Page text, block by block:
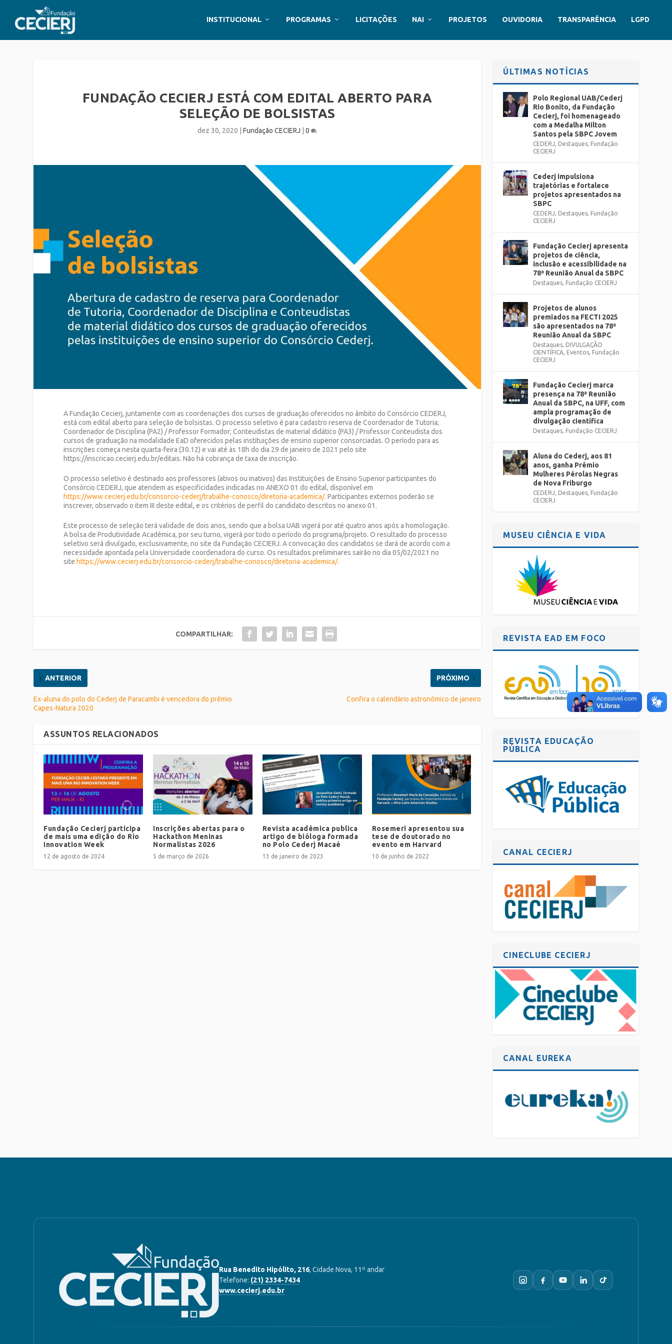
INSTITUCIONAL PROGRAMAS LICITAÇÕES NAI PROJETOS OUVIDORIA TRANSPARÊNCIA LGPD
FUNDAÇÃO CECIERJ ESTÁ COM EDITAL ABERTO PARA
SELEÇÃO DE BOLSISTAS
dez 30, 2020 |Fundação CECIERJ |0
A Fundação Cecierj, juntamente com as coordenações dos cursos de graduação oferecidos no âmbito do Consórcio CEDERJ,
está com edital aberto para seleção de bolsistas. O processo seletivo é para cadastro reserva de Coordenador de Tutoria;
Coordenador de Disciplina (PA2) / Professor Formador; Conteudistas de material didático (PA3) / Professor Conteudista dos
cursos de graduação na modalidade EaD oferecidos pelas instituições de ensino superior consorciadas. O período para as
inscrições começa nesta quarta-feira (30.12) e vai até às 18h do dia 29 de janeiro de 2021 pelo site
https://inscricao.cecierj.edu.br/editais. Não há cobrança de taxa de inscrição.
O processo seletivo é destinado aos professores (ativos ou inativos) das Instituições de Ensino Superior participantes do
Consórcio CEDERJ, que atendem as especificidades indicadas no ANEXO 01 do edital, disponível em
https://www.cecierj.edu.br/consorcio-cederj/trabalhe-conosco/diretoria-academica/. Participantes externos poderão se
inscrever, observado o item III deste edital, e os critérios de perfil do candidato descritos no anexo 01.
Este processo de seleção terá validade de dois anos, sendo que a bolsa UAB vigerá por até quatro anos após a homologação.
A bolsa de Produtividade Acadêmica, por seu turno, vigerá por todo o período do programa/projeto. O resultado do processo
seletivo será divulgado, exclusivamente, no site da Fundação CECIERJ. A convocação dos candidatos se dará de acordo com a
necessidade apontada pela Universidade coordenadora do curso. Os resultados preliminares sairão no dia 05/02/2021 no
site https://www.cecierj.edu.br/consorcio-cederj/trabalhe-conosco/diretoria-academica/.
COMPARTILHAR:
ANTERIOR
Ex-aluna do polo do Cederj de Paracambi é vencedora do prêmio
Capes-Natura 2020
PRÓXIMO
Confira o calendário astronômico de janeiro
ASSUNTOS RELACIONADOS
Fundação Cecierj participa
de mais uma edição do Rio
Innovation Week
12 de agosto de 2024
Inscrições abertas para o
Hackathon Meninas
Normalistas 2026
5 de março de 2026
Revista acadêmica publica
artigo de bióloga formada
no Polo Cederj Macaé
13 de janeiro de 2023
Rosemeri apresentou sua
tese de doutorado no
evento em Harvard
10 de junho de 2022
ÚLTIMAS NOTÍCIAS
Polo Regional UAB/Cederj
Rio Bonito, da Fundação
Cecierj, foi homenageado
com a Medalha Milton
Santos pela SBPC Jovem
CEDERJ, Destaques, Fundação
CECIERJ
Cederj impulsiona
trajetórias e fortalece
projetos apresentados na
SBPC
CEDERJ, Destaques, Fundação
CECIERJ
Fundação Cecierj apresenta
projetos de ciência,
inclusão e acessibilidade na
78ª Reunião Anual da SBPC
Destaques, Fundação CECIERJ
Projetos de alunos
premiados na FECTI 2025
são apresentados na 78ª
Reunião Anual da SBPC
Destaques, DIVULGAÇÃO
CIENTÍFICA, Eventos, Fundação
CECIERJ
Fundação Cecierj marca
presença na 78ª Reunião
Anual da SBPC, na UFF, com
ampla programação de
divulgação científica
Destaques, Fundação CECIERJ
Aluna do Cederj, aos 81
anos, ganha Prêmio
Mulheres Pérolas Negras
de Nova Friburgo
CEDERJ, Destaques, Fundação
CECIERJ
MUSEU CIÊNCIA E VIDA
REVISTA EAD EM FOCO
REVISTA EDUCAÇÃO
PÚBLICA
CANAL CECIERJ
CINECLUBE CECIERJ
CANAL EUREKA
Rua Benedito Hipólito, 216, Cidade Nova, 11º andar
Telefone: (21) 2334-7434
www.cecierj.edu.br